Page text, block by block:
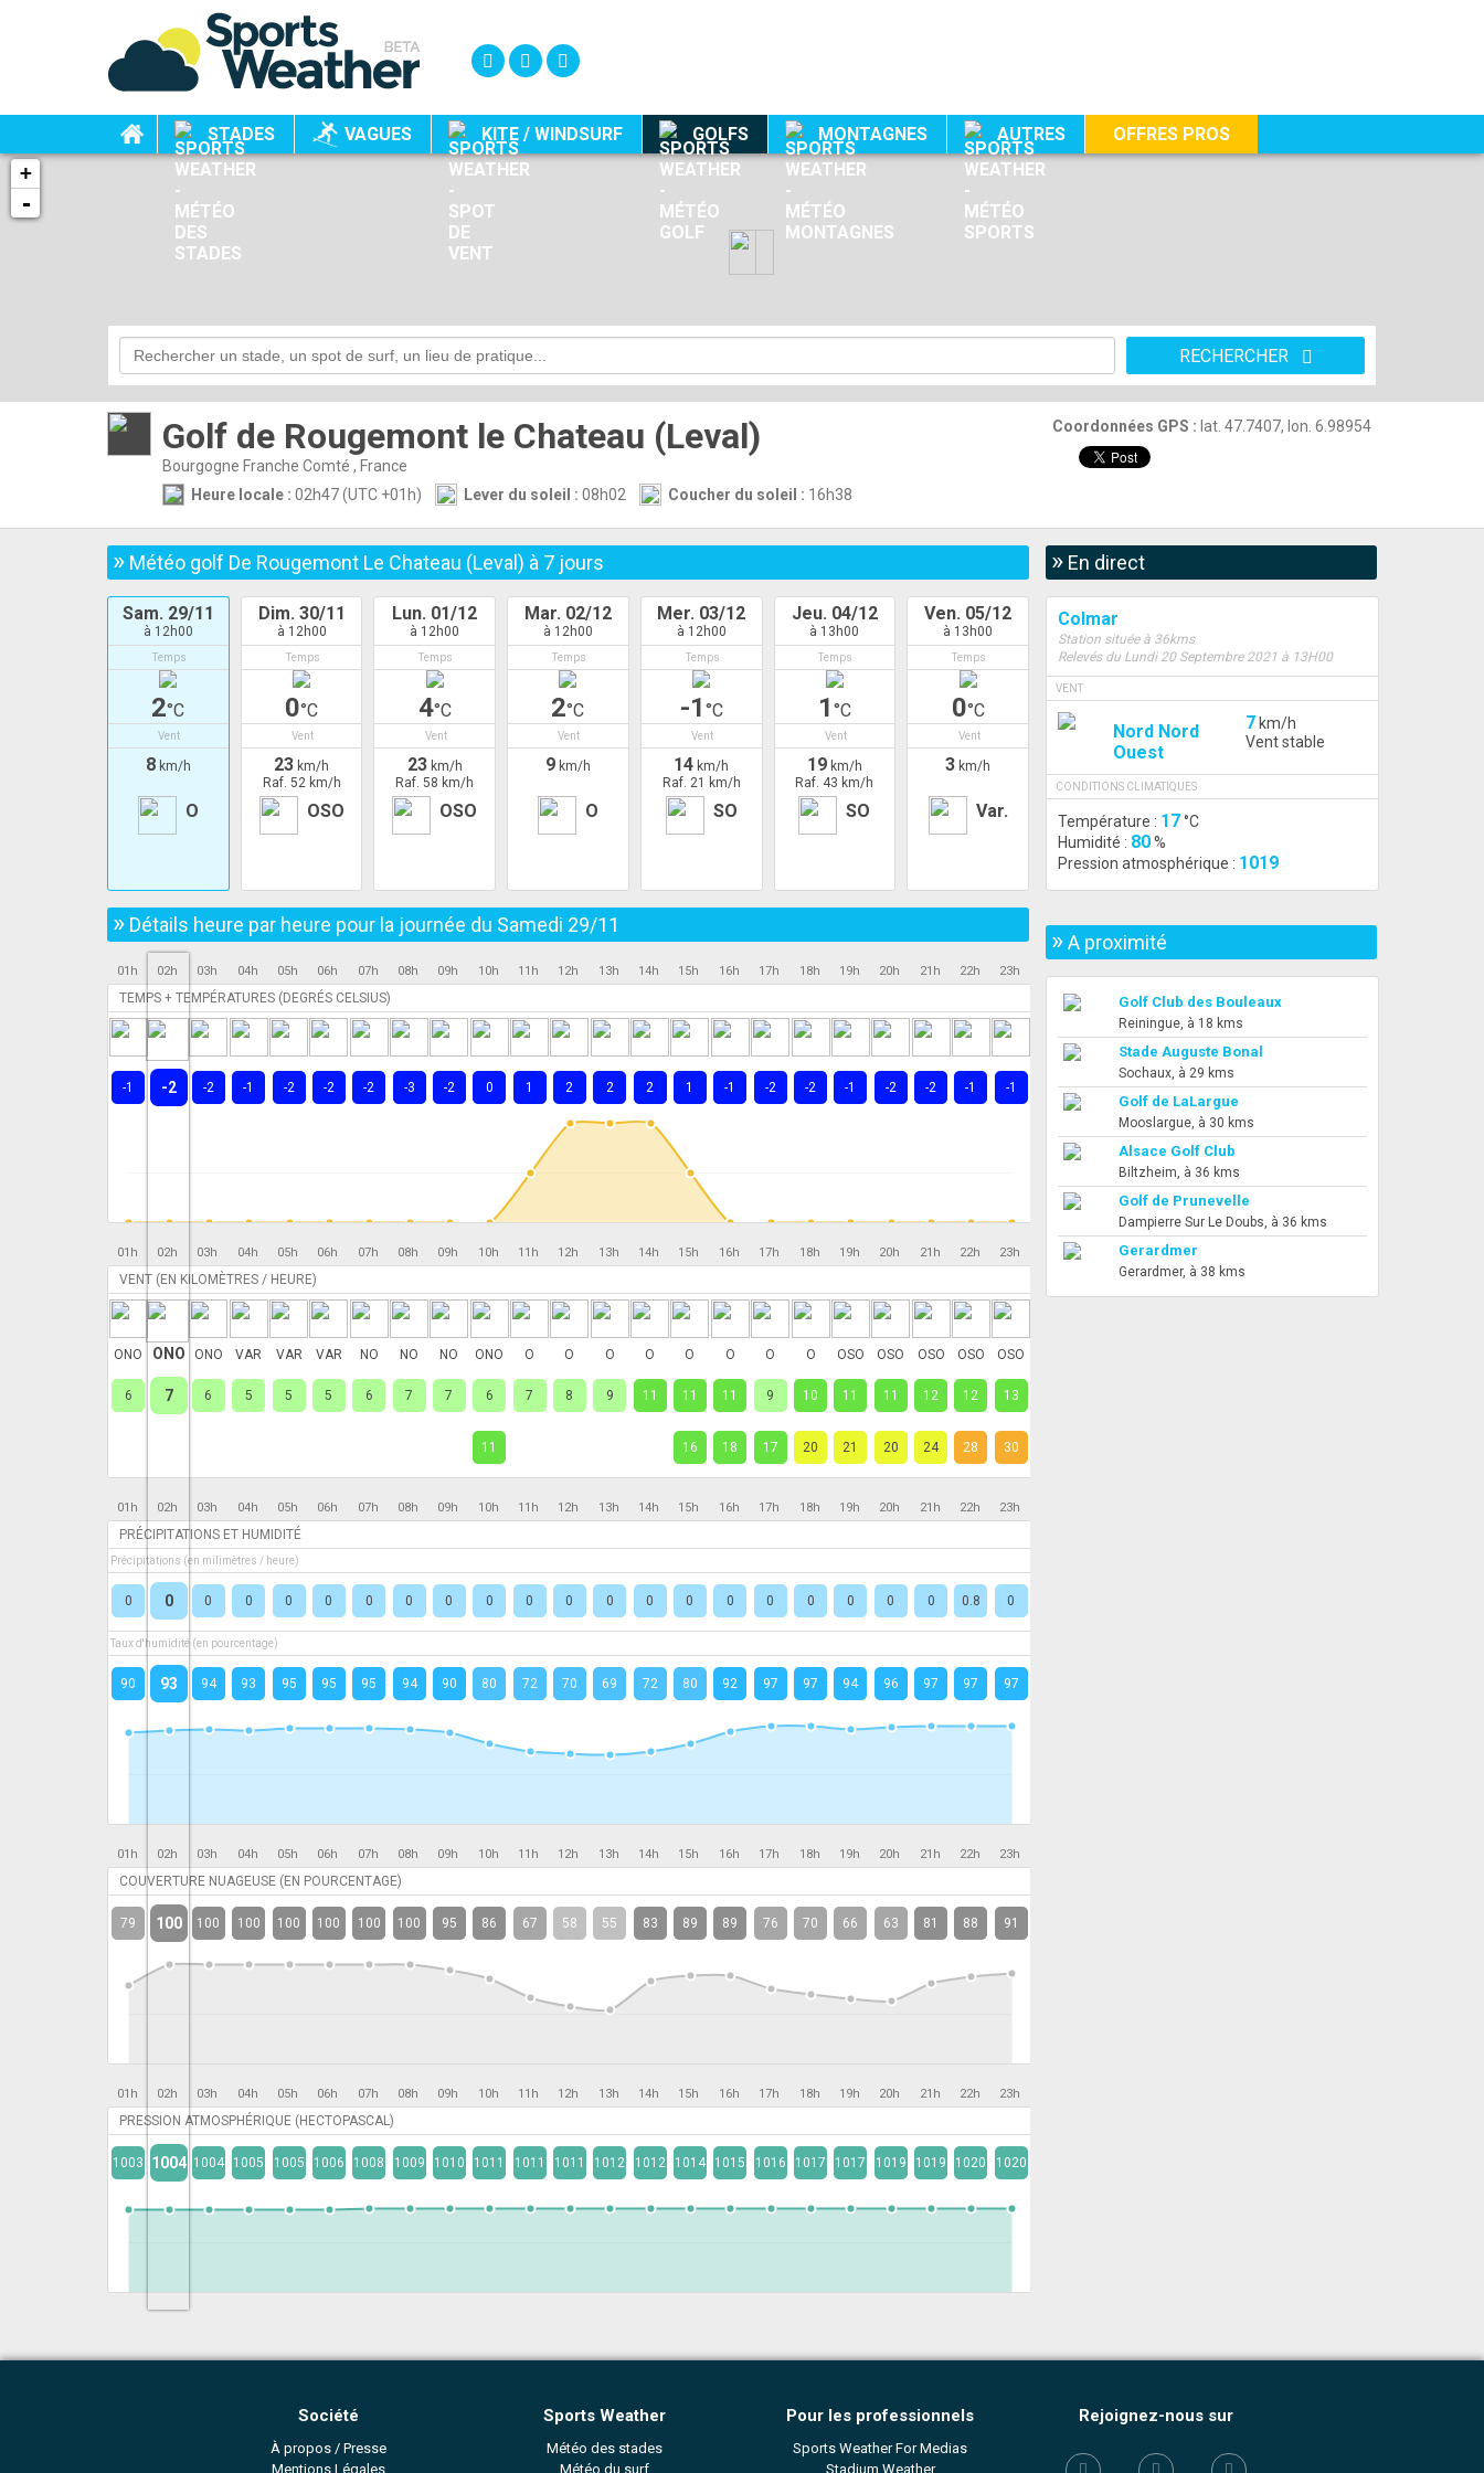
STADES VAGUES KITE / WINDSURF GOLFS MONTAGNES AUTRES OFFRES PROS
+
-
RECHERCHER
Golf de Rougemont le Chateau (Leval)
Bourgogne Franche Comté , France
Heure locale : 02h47 (UTC +01h) Lever du soleil : 08h02 Coucher du soleil : 16h38
Coordonnées GPS : lat. 47.7407, lon. 6.98954
» Météo golf De Rougemont Le Chateau (Leval) à 7 jours
Sam. 29/11
à 12h00
Temps
2°C
Vent
8km/h
O
Dim. 30/11
à 12h00
Temps
0°C
Vent
23 km/h
Raf. 52 km/h
OSO
Lun. 01/12
à 12h00
Temps
4°C
Vent
23km/h
Raf. 58 km/h
OSO
Mar. 02/12
à 12h00
Temps
2°C
Vent
9km/h
O
Mer. 03/12
à 12h00
Temps
-1 °C
Vent
14 km/h
Raf. 21 km/h
SO
Jeu. 04/12
à 13h00
Temps
1 °C
Vent
19km/h
Raf. 43 km/h
SO
Ven. 05/12
à 13h00
Temps
0°C
Vent
3 km/h
Var.
» Détails heure par heure pour la journée du Samedi 29/11
01h 02h 03h 04h 05h 06h 07h 08h 09h 10h 11h 12h 13h 14h 15h 16h 17h 18h 19h 20h 21h 22h 23h
TEMPS + TEMPÉRATURES (DEGRÉS CELSIUS)
-1 -2 -2 -1 -2 -2 -2 -3 -2 0 1 2 2 2 1 -1 -2 -2 -1 -2 -2 -1 -1
01h 02h 03h 04h 05h 06h 07h 08h 09h 10h 11h 12h 13h 14h 15h 16h 17h 18h 19h 20h 21h 22h 23h
VENT (EN KILOMÈTRES / HEURE)
ONO ONO ONO VAR VAR VAR NO NO NO ONO O O O O O O O O OSO OSO OSO OSO OSO
6 7 6 5 5 5 6 7 7 6 7 8 9 11 11 11 9 10 11 11 12 12 13
11 16 18 17 20 21 20 24 28 30
01h 02h 03h 04h 05h 06h 07h 08h 09h 10h 11h 12h 13h 14h 15h 16h 17h 18h 19h 20h 21h 22h 23h
PRÉCIPITATIONS ET HUMIDITÉ
Précipitations (en milimètres / heure)
0 0 0 0 0 0 0 0 0 0 0 0 0 0 0 0 0 0 0 0 0 0.8 0
Taux d'humidité (en pourcentage)
90 93 94 93 95 95 95 94 90 80 72 70 69 72 80 92 97 97 94 96 97 97 97
01h 02h 03h 04h 05h 06h 07h 08h 09h 10h 11h 12h 13h 14h 15h 16h 17h 18h 19h 20h 21h 22h 23h
COUVERTURE NUAGEUSE (EN POURCENTAGE)
79 100 100 100 100 100 100 100 95 86 67 58 55 83 89 89 76 70 66 63 81 88 91
01h 02h 03h 04h 05h 06h 07h 08h 09h 10h 11h 12h 13h 14h 15h 16h 17h 18h 19h 20h 21h 22h 23h
PRESSION ATMOSPHÉRIQUE (HECTOPASCAL)
1003 1004 1004 1005 1005 1006 1008 1009 1010 1011 1011 1011 1012 1012 1014 1015 1016 1017 1017 1019 1019 1020 1020
» En direct
Colmar
Station située à 36kms
Relevés du Lundi 20 Septembre 2021 à 13H00
VENT
Nord Nord
Ouest
7 km/h
Vent stable
CONDITIONS CLIMATIQUES
Température : 17°C
Humidité : 80%
Pression atmosphérique : 1019
»A proximité
Golf Club des Bouleaux
Reiningue, à 18 kms
Stade Auguste Bonal
Sochaux, à 29 kms
Golf de LaLargue
Mooslargue, à 30 kms
Alsace Golf Club
Biltzheim, à 36 kms
Golf de Prunevelle
Dampierre Sur Le Doubs, à 36 kms
Gerardmer
Gerardmer, à 38 kms
Société
À propos / Presse
Mentions Légales
Sports Weather
Météo des stades
Météo du surf
Pour les professionnels
Sports Weather For Medias
Stadium Weather
Rejoignez-nous sur